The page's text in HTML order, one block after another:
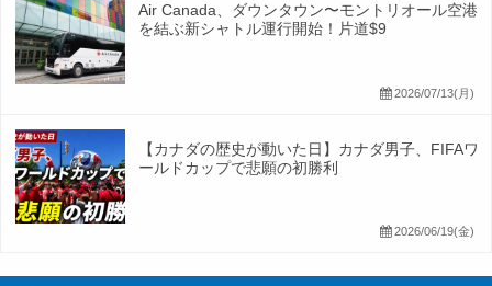
Air Canada、ダウンタウン〜モントリオール空港
を結ぶ新シャトル運行開始！片道$9
2026/07/13(月)
【カナダの歴史が動いた日】カナダ男子、FIFAワ
ールドカップで悲願の初勝利
2026/06/19(金)